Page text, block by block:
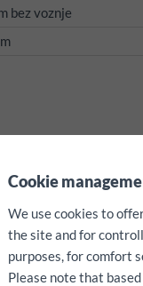
bez voznje
najma /
Cookie
We use cookies to
the site and for
purposes, for comfort
Please note that